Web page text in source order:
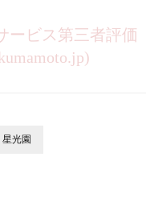
ービス第三者評
星光園